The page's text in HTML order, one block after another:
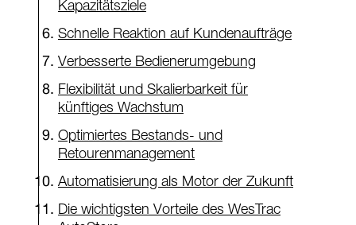
Schnelle Reaktion auf Kundenaufträge
Verbesserte Bedienerumgebung
Flexibilität und Skalierbarkeit für
künftiges Wachstum
Optimiertes Bestands- und
Retourenmanagement
Automatisierung als Motor der Zukunft
Die wichtigsten Vorteile des WesTrac